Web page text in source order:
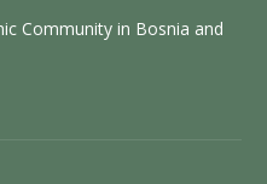
Community in Bosnia and